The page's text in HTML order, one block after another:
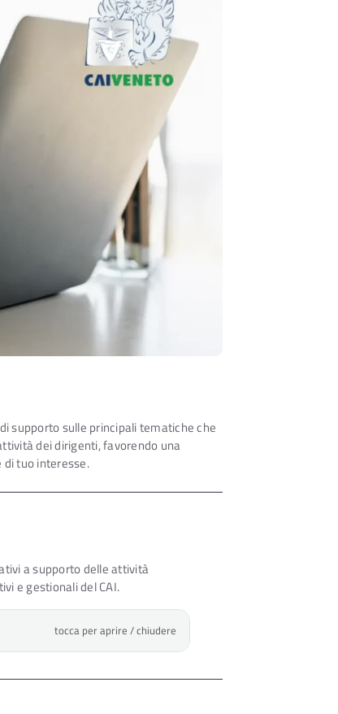
supporto sulle principali tematiche che
dei dirigenti, favorendo una
di tuo interesse.
a supporto delle attività
e gestionali del CAI.
tocca per aprire / chiudere